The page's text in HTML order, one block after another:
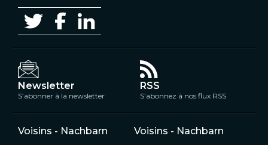
Newsletter
S’abonner à la newsletter
RSS
S’abonnez à nos flux RSS
Voisins - Nachbarn Voisins - Nachbarn